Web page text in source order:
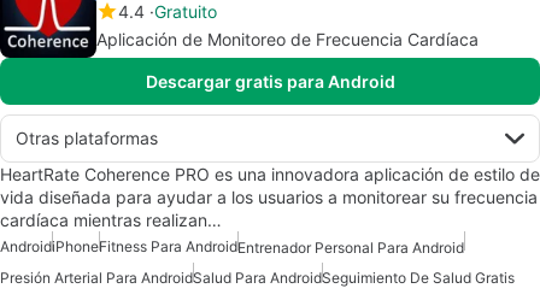
4.4 Gratuito
Aplicación de Monitoreo de Frecuencia Cardíaca
Descargar gratis para Android
Otras plataformas
HeartRate Coherence PRO es una innovadora aplicación de estilo de
vida diseñada para ayudar a los usuarios a monitorear su frecuencia
cardíaca mientras realizan…
AndroidiPhoneFitness Para AndroidEntrenador Personal Para Android
Presión Arterial Para AndroidSalud Para AndroidSeguimiento De Salud Gratis